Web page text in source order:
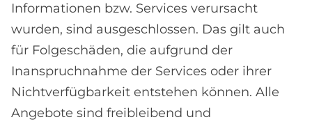
Informationen bzw. Services verursacht
wurden, sind ausgeschlossen. Das gilt auch
für Folgeschäden, die aufgrund der
Inanspruchnahme der Services oder ihrer
Nichtverfügbarkeit entstehen können. Alle
Angebote sind freibleibend und